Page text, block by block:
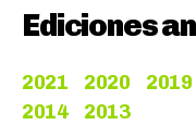
Ediciones
2021 2020 2019
2014
2013